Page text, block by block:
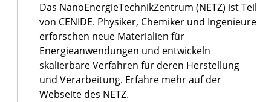
Das NanoEnergieTechnikZentrum (NETZ) ist Teil
von CENIDE. Physiker, Chemiker und Ingenieure
erforschen neue Materialien für
Energieanwendungen und entwickeln
skalierbare Verfahren für deren Herstellung
und Verarbeitung. Erfahre mehr auf der
Webseite des NETZ.